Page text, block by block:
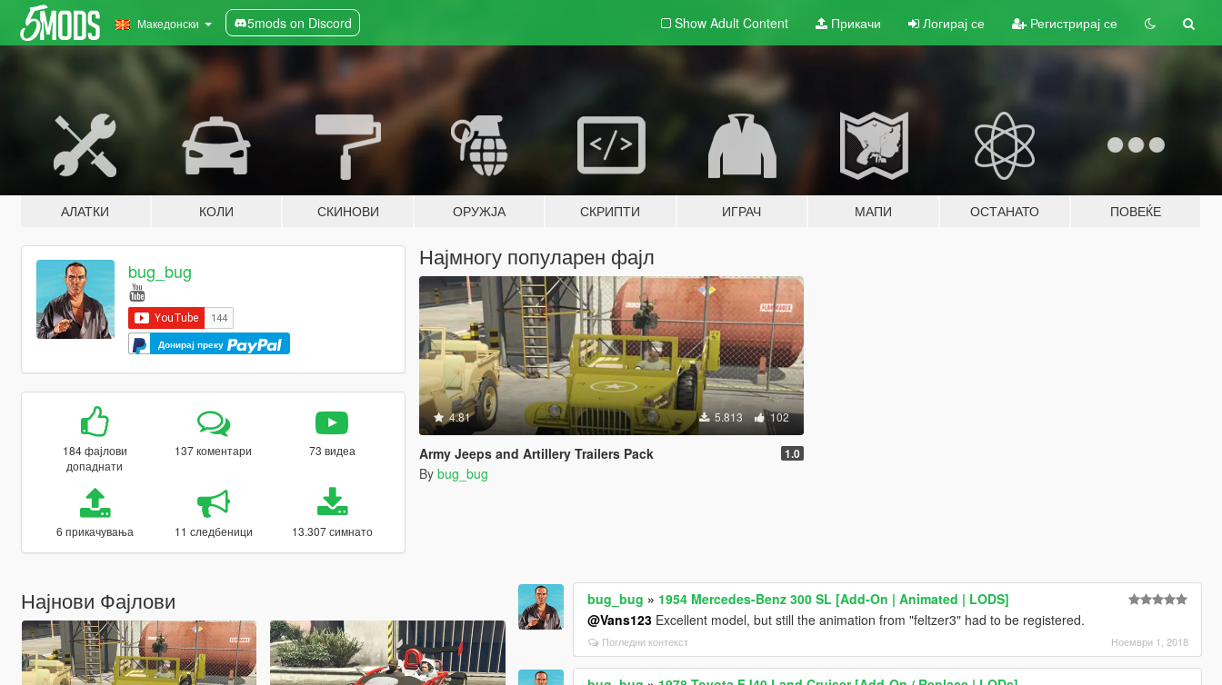
Македонски 5mods on Discord Show Adult Content Прикачи Логирај се Регистрирај се
АЛАТКИ КОЛИ СКИНОВИ ОРУЖЈА СКРИПТИ ИГРАЧ МАПИ ОСТАНАТО ПОВЕЌЕ
bug_bug
Донирај преку
184 фајлови
допаднати
137 коментари 73 видеа
6 прикачувања 11 следбеници 13.307 симнато
Најмногу популарен фајл
4.81 5.813 102
Army Jeeps and Artillery Trailers Pack 1.0
By bug_bug
Најнови Фајлови bug_bug » 1954 Mercedes-Benz 300 SL [Add-On | Animated | LODS]
@Vans123 Excellent model, but still the animation from "feltzer3" had to be registered.
Погледни контекст Ноември 1, 2018